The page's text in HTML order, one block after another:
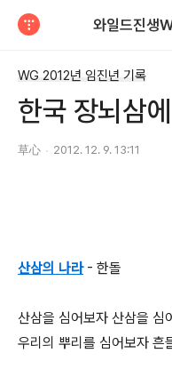
WG 2012년 임진년 기록
한국 장뇌삼
草心 2012. 12. 9. 13:11
산삼의 나라- 한돌
산삼을 심어보자 산삼을 심
우리의 뿌리를 심어보자 흔